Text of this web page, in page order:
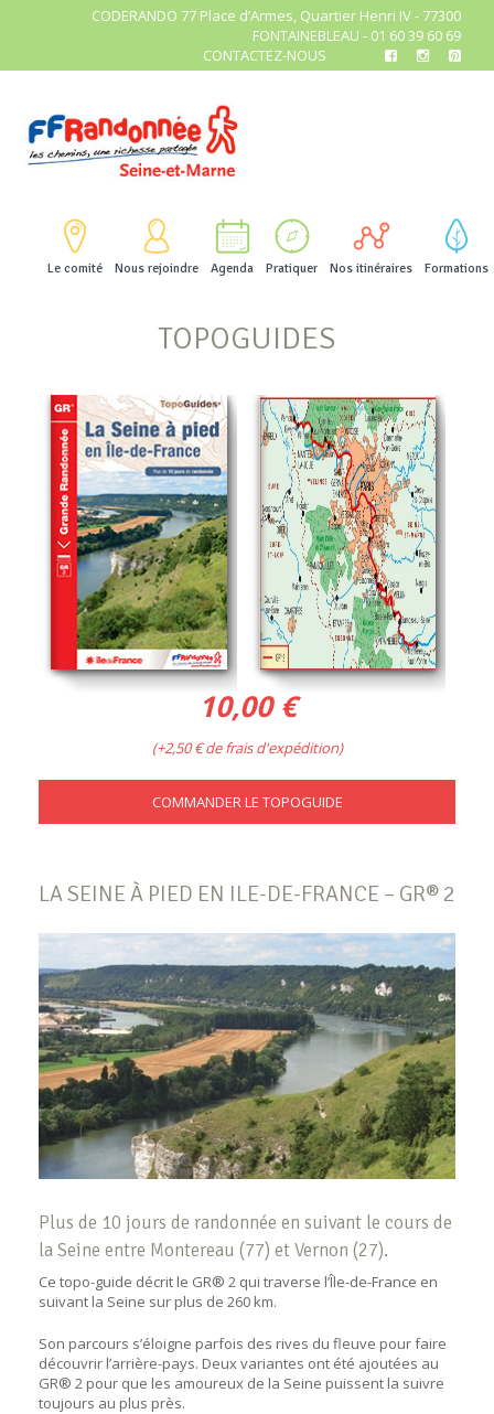
CODERANDO 77 Place d’Armes, Quartier Henri IV - 77300
FONTAINEBLEAU - 01 60 39 60 69
CONTACTEZ-NOUS
Le comité Nous rejoindre Agenda Pratiquer Nos itinéraires Formations
TOPOGUIDES
10,00 €
(+2,50 € de frais d'expédition)
COMMANDER LE TOPOGUIDE
LA SEINE À PIED EN ILE-DE-FRANCE – GR® 2
Plus de 10 jours de randonnée en suivant le cours de
la Seine entre Montereau (77) et Vernon (27).
Ce topo-guide décrit le GR® 2 qui traverse l’Île-de-France en
suivant la Seine sur plus de 260 km.
Son parcours s’éloigne parfois des rives du fleuve pour faire
découvrir l’arrière-pays. Deux variantes ont été ajoutées au
GR® 2 pour que les amoureux de la Seine puissent la suivre
toujours au plus près.